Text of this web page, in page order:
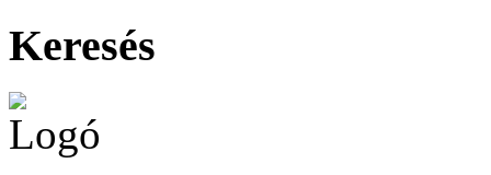
Keresés